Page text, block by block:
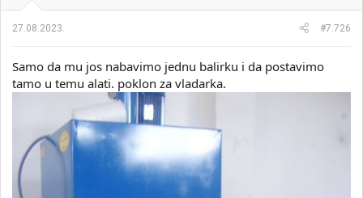
e
m
e
a
27.08.2023. #7.726
Samo da mu jos nabavimo jednu balirku i da postavimo
tamo u temu alati. poklon za vladarka.